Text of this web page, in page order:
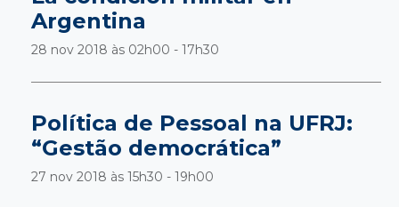
Argentina
28 nov 2018 às 02h00 - 17h30
Política de Pessoal na UFRJ:
“Gestão democrática”
27 nov 2018 às 15h30 - 19h00